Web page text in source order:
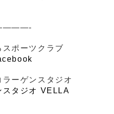
ポーツクラブ
ーゲンスタジオ
スタジオ VELLA